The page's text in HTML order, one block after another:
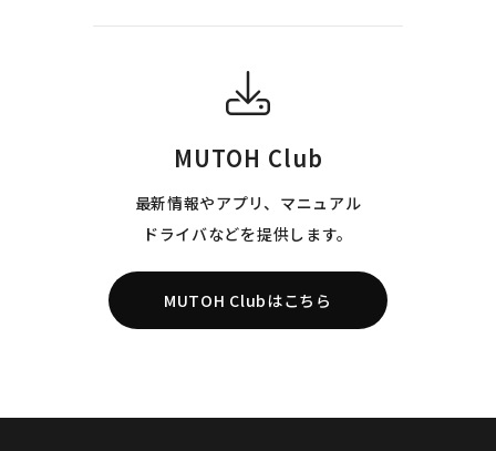
MUTOH Club
最新情報やアプリ、マニュアル
ドライバなどを提供します。
MUTOH Clubはこちら